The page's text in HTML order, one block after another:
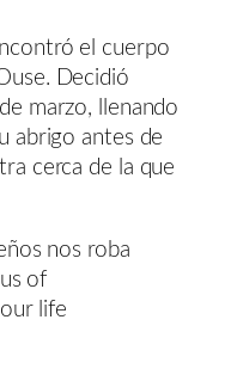
el cuerpo
Decidió
marzo, llenando
abrigo antes de
cerca de la que
nos roba
of
life